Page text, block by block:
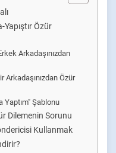
Özür
Arkadaşınızdan
Arkadaşınızdan Özür
Yaptım" Şablonu
Dilemenin Sorunu
Kullanmak